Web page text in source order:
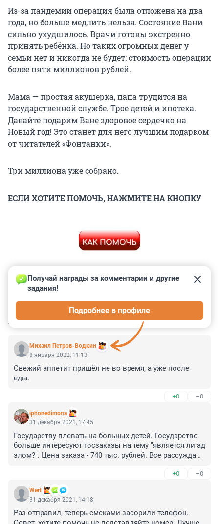
Из-за пандемии операция была отложена на два
года, но больше медлить нельзя. Состояние Вани
сильно ухудшилось. Врачи готовы экстренно
принять ребёнка. Но таких огромных денег у
семьи нет и никогда не будет: стоимость операции
более пяти миллионов рублей.
Мама — простая акушерка, папа трудится на
государственной службе. Трое детей и ипотека.
Давайте подарим Ване здоровое сердечко на
Новый год! Это станет для него лучшим подарком
от читателей «Фонтанки».
Три миллиона уже собрано.
ЕСЛИ ХОТИТЕ ПОМОЧЬ, НАЖМИТЕ НА КНОПКУ
КОММЕНТАРИИ 5
Михаил Петров-Водкин
Получай награды за комментарии и другие
задания!
Подробнее в профиле
8 января 2022, 11:13
Свежий аппетит пришёл не во время, а уже после
еды.
+0 –0
iphonedimona
31 декабря 2021, 17:45
Государству плевать на больных детей. Государство
больше интересуют госзаказы на тему "является ли ад
злом?". Цена заказа - 740 тыс. рублей. Все рассуждают
Всё гораздо проще, это обычное воровство. Крали,
крадут и будут красть, больные дети это не их
будущее. Их будущее на Кипре, в Португалии...
+0 –0
Wert
31 декабря 2021, 14:18
Раз отправил, теперь смсками засорили телефон.